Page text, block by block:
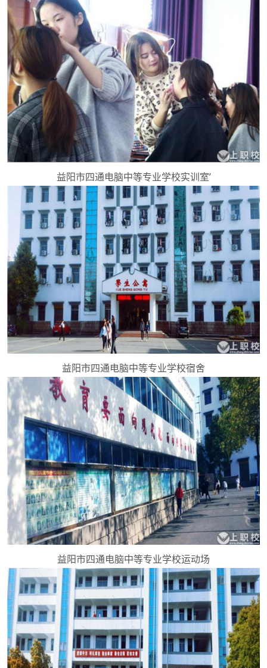
益阳市四通电脑中等专业学校实训室’
益阳市四通电脑中等专业学校宿舍
益阳市四通电脑中等专业学校运动场